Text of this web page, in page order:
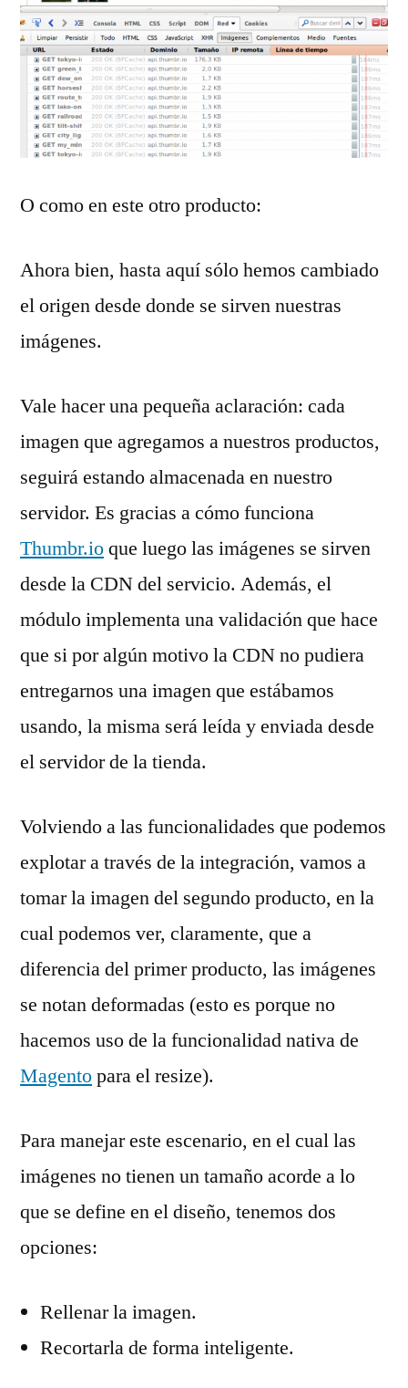
O como en este otro producto:
Ahora bien, hasta aquí sólo hemos cambiado
el origen desde donde se sirven nuestras
imágenes.
Vale hacer una pequeña aclaración: cada
imagen que agregamos a nuestros productos,
seguirá estando almacenada en nuestro
servidor. Es gracias a cómo funciona
Thumbr.ioque luego las imágenes se sirven
desde la CDN del servicio. Además, el
módulo implementa una validación que hace
que si por algún motivo la CDN no pudiera
entregarnos una imagen que estábamos
usando, la misma será leída y enviada desde
el servidor de la tienda.
Volviendo a las funcionalidades que podemos
explotar a través de la integración, vamos a
tomar la imagen del segundo producto, en la
cual podemos ver, claramente, que a
diferencia del primer producto, las imágenes
se notan deformadas (esto es porque no
hacemos uso de la funcionalidad nativa de
Magentopara el resize).
Para manejar este escenario, en el cual las
imágenes no tienen un tamaño acorde a lo
que se define en el diseño, tenemos dos
opciones:
Rellenar la imagen.
Recortarla de forma inteligente.